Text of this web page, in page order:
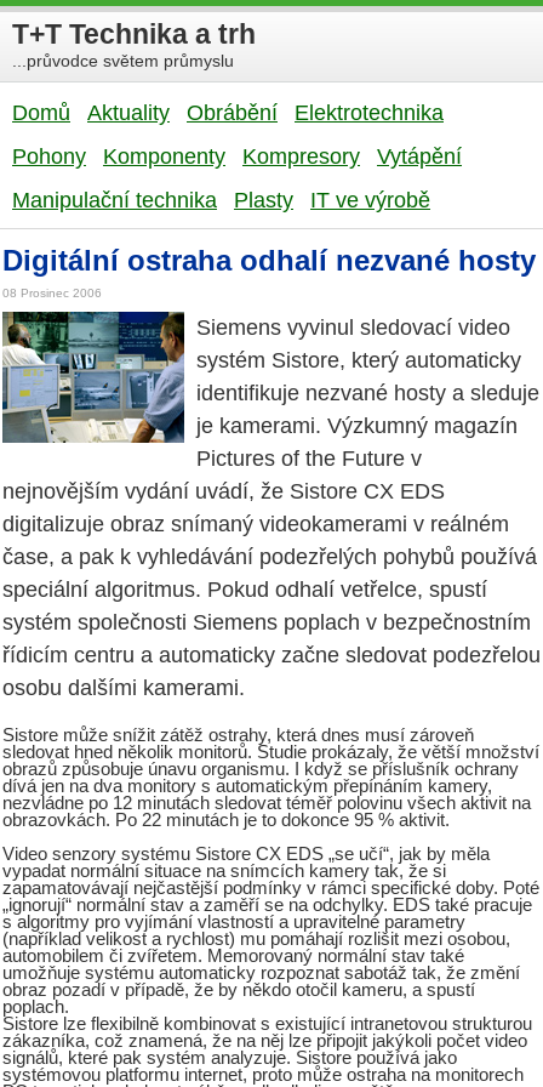
T+T Technika a trh
...průvodce světem průmyslu
Domů Aktuality Obrábění
Elektrotechnika
Pohony
Komponenty Kompresory
Vytápění
Manipulační technika
Plasty IT ve výrobě
Digitální ostraha odhalí nezvané hosty
08 Prosinec 2006
Siemens vyvinul sledovací video
systém Sistore, který automaticky
identifikuje nezvané hosty a sleduje
je kamerami. Výzkumný magazín
Pictures of the Future v
nejnovějším vydání uvádí, že Sistore CX EDS
digitalizuje obraz snímaný videokamerami v reálném
čase, a pak k vyhledávání podezřelých pohybů používá
speciální algoritmus. Pokud odhalí vetřelce, spustí
systém společnosti Siemens poplach v bezpečnostním
řídicím centru a automaticky začne sledovat podezřelou
osobu dalšími kamerami.
Sistore může snížit zátěž ostrahy, která dnes musí zároveň
sledovat hned několik monitorů. Studie prokázaly, že větší množství
obrazů způsobuje únavu organismu. I když se příslušník ochrany
dívá jen na dva monitory s automatickým přepínáním kamery,
nezvládne po 12 minutách sledovat téměř polovinu všech aktivit na
obrazovkách. Po 22 minutách je to dokonce 95 % aktivit.
Video senzory systému Sistore CX EDS „se učí“, jak by měla
vypadat normální situace na snímcích kamery tak, že si
zapamatovávají nejčastější podmínky v rámci specifické doby. Poté
„ignorují“ normální stav a zaměří se na odchylky. EDS také pracuje
s algoritmy pro vyjímání vlastností a upravitelné parametry
(například velikost a rychlost) mu pomáhají rozlišit mezi osobou,
automobilem či zvířetem. Memorovaný normální stav také
umožňuje systému automaticky rozpoznat sabotáž tak, že změní
obraz pozadí v případě, že by někdo otočil kameru, a spustí
poplach.
Sistore lze flexibilně kombinovat s existující intranetovou strukturou
zákazníka, což znamená, že na něj lze připojit jakýkoli počet video
signálů, které pak systém analyzuje. Sistore používá jako
systémovou platformu internet, proto může ostraha na monitorech